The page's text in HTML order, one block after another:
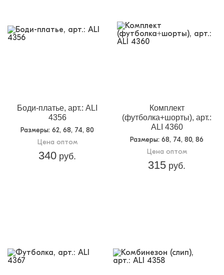
Боди-платье, арт.: ALI
4356
Размеры: 62, 68, 74, 80
Цена оптом
340 руб.
Комплект
(футболка+шорты), арт.:
ALI 4360
Размеры: 68, 74, 80, 86
Цена оптом
315 руб.